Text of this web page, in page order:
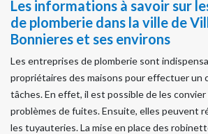
Les informations à savoir sur
de plomberie dans la ville de
Bonnieres et ses environs
Les entreprises de plomberie sont
propriétaires des maisons pour effectuer un
tâches. En effet, il est possible de les
problèmes de fuites. Ensuite, elles peuvent
les tuyauteries. La mise en place des